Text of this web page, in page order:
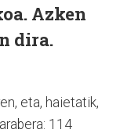
Azken
dira.
eta, haietatik,
114